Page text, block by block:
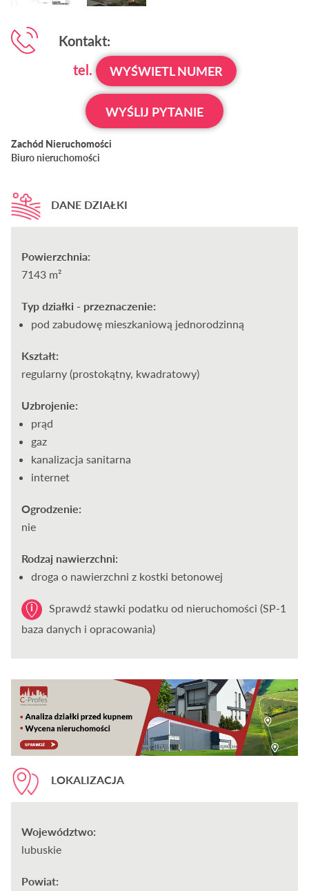
Kontakt:
tel.
WYŚWIETL NUMER
WYŚLIJ PYTANIE
Zachód Nieruchomości
Biuro nieruchomości
DANE DZIAŁKI
Powierzchnia:
7143 m²
Typ działki - przeznaczenie:
pod zabudowę mieszkaniową jednorodzinną
Kształt:
regularny (prostokątny, kwadratowy)
Uzbrojenie:
prąd
gaz
kanalizacja sanitarna
internet
Ogrodzenie:
nie
Rodzaj nawierzchni:
droga o nawierzchni z kostki betonowej
Sprawdź stawki podatku od nieruchomości (SP-1
baza danych i opracowania)
LOKALIZACJA
Województwo:
lubuskie
Powiat: